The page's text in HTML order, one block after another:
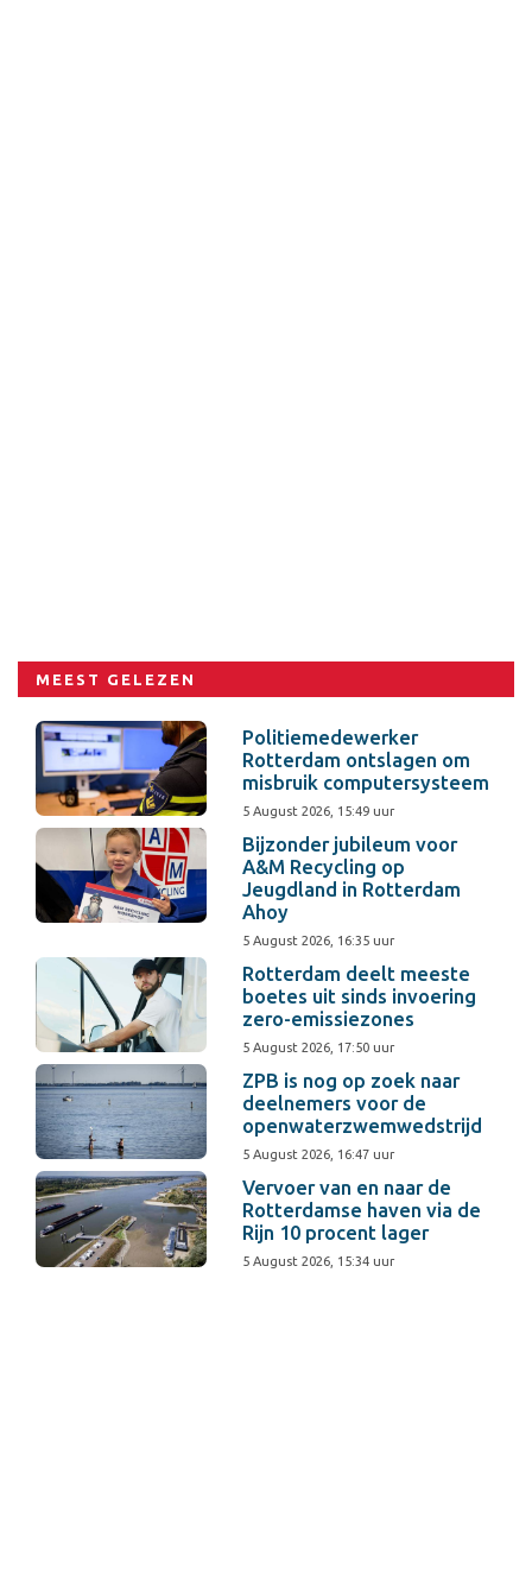
MEEST GELEZEN
Politiemedewerker
Rotterdam ontslagen om
misbruik computersysteem
5 August 2026, 15:49 uur
Bijzonder jubileum voor
A&M Recycling op
Jeugdland in Rotterdam
Ahoy
5 August 2026, 16:35 uur
Rotterdam deelt meeste
boetes uit sinds invoering
zero-emissiezones
5 August 2026, 17:50 uur
ZPB is nog op zoek naar
deelnemers voor de
openwaterzwemwedstrijd
5 August 2026, 16:47 uur
Vervoer van en naar de
Rotterdamse haven via de
Rijn 10 procent lager
5 August 2026, 15:34 uur